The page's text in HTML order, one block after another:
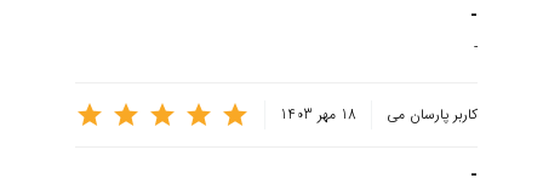
-
-
کاربر پارسان می 18 مهر 1403
-